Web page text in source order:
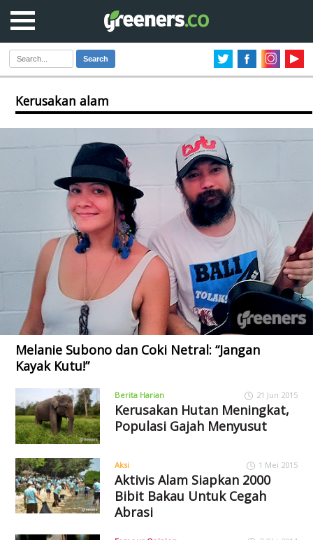
Search
Kerusakan alam
Melanie Subono dan Coki Netral: “Jangan
Kayak Kutu!”
Berita Harian 21 Jun 2015
Kerusakan Hutan Meningkat,
Populasi Gajah Menyusut
Aksi 1 Mei 2015
Aktivis Alam Siapkan 2000
Bibit Bakau Untuk Cegah
Abrasi